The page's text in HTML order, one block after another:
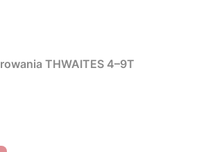
THWAITES 4–9T